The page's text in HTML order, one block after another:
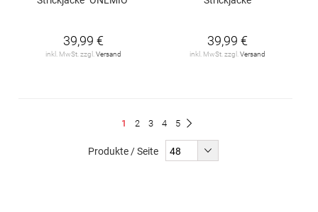
39,99 €
inkl. MwSt. zzgl. Versand
39,99 €
inkl. MwSt. zzgl. Versand
Du
1 Seite
2 Seite
3 Seite
4 Seite
5
Produkte / Seite